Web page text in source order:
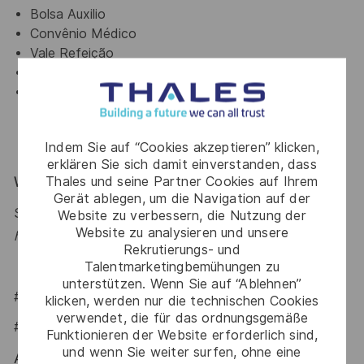
Indem Sie auf “Cookies akzeptieren” klicken,
erklären Sie sich damit einverstanden, dass
Thales und seine Partner Cookies auf Ihrem
Gerät ablegen, um die Navigation auf der
Website zu verbessern, die Nutzung der
Website zu analysieren und unsere
Rekrutierungs- und
Talentmarketingbemühungen zu
unterstützen. Wenn Sie auf “Ablehnen”
klicken, werden nur die technischen Cookies
verwendet, die für das ordnungsgemäße
Funktionieren der Website erforderlich sind,
und wenn Sie weiter surfen, ohne eine
Bolsa Auxilio
Convênio Médico
Vale Refeição
Why Join Us?
Say HI and learn more about working at Thalesclick
here
#LI-Onsite
#LI-IP1
At Thales we provide CAREERS and not only